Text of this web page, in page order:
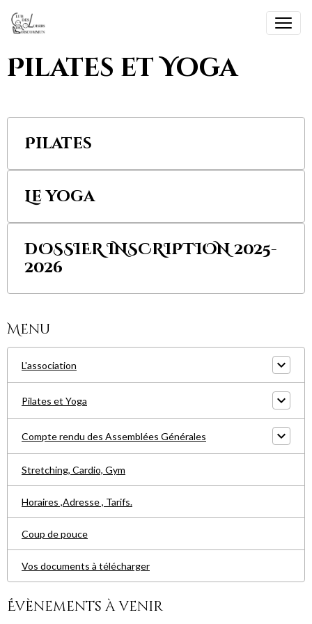
Pilates et Yoga
Pilates
Le yoga
DOSSIER INSCRIPTION 2025-
2026
Menu
L'association
Pilates et Yoga
Compte rendu des Assemblées Générales
Stretching, Cardio, Gym
Horaires ,Adresse , Tarifs.
Coup de pouce
Vos documents à télécharger
Évènements à venir